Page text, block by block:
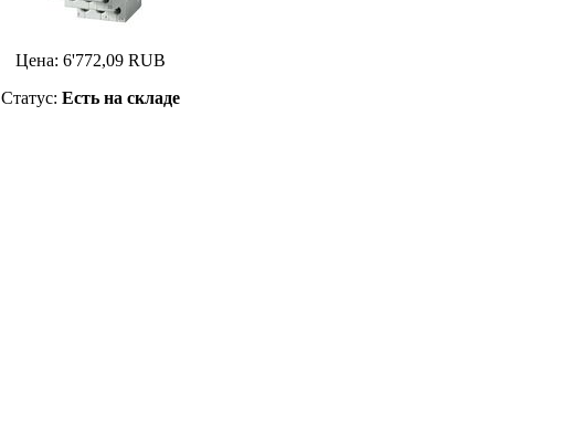
Цена: 6'772,09RUB
Статус: Есть на складе